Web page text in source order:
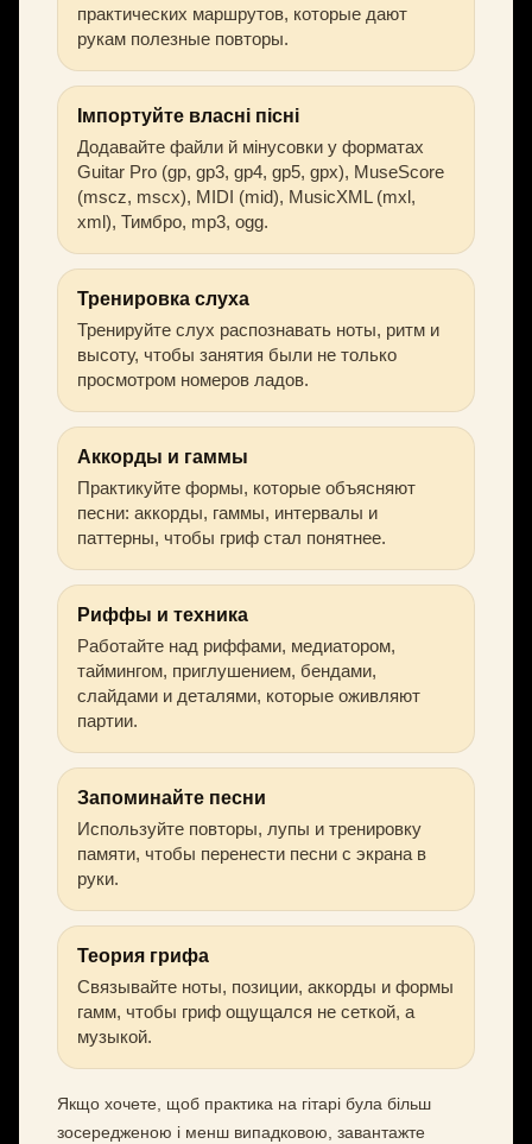
практических маршрутов, которые дают
рукам полезные повторы.
Імпортуйте власні пісні
Додавайте файли й мінусовки у форматах
Guitar Pro (gp, gp3, gp4, gp5, gpx), MuseScore
(mscz, mscx), MIDI (mid), MusicXML (mxl,
xml), Тимбро, mp3, ogg.
Тренировка слуха
Тренируйте слух распознавать ноты, ритм и
высоту, чтобы занятия были не только
просмотром номеров ладов.
Аккорды и гаммы
Практикуйте формы, которые объясняют
песни: аккорды, гаммы, интервалы и
паттерны, чтобы гриф стал понятнее.
Риффы и техника
Работайте над риффами, медиатором,
таймингом, приглушением, бендами,
слайдами и деталями, которые оживляют
партии.
Запоминайте песни
Используйте повторы, лупы и тренировку
памяти, чтобы перенести песни с экрана в
руки.
Теория грифа
Связывайте ноты, позиции, аккорды и формы
гамм, чтобы гриф ощущался не сеткой, а
музыкой.
Якщо хочете, щоб практика на гітарі була більш
зосередженою і менш випадковою, завантажте